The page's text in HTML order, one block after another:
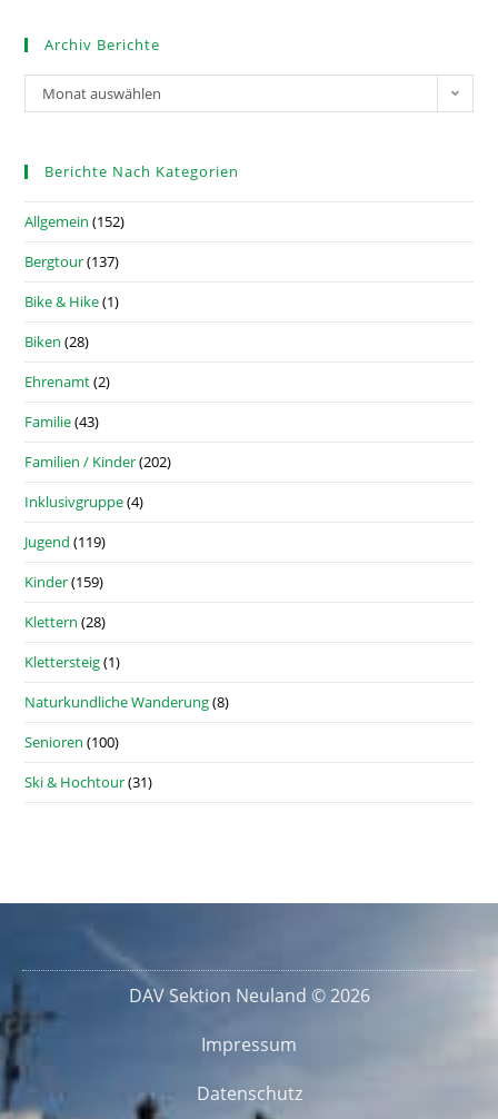
Archiv Berichte
Monat auswählen
Berichte Nach Kategorien
Allgemein (152)
Bergtour(137)
Bike & Hike(1)
Biken (28)
Ehrenamt(2)
Familie(43)
Familien / Kinder(202)
Inklusivgruppe(4)
Jugend (119)
Kinder(159)
Klettern (28)
Klettersteig(1)
Naturkundliche Wanderung(8)
Senioren (100)
Ski & Hochtour(31)
DAV Sektion Neuland © 2026
Impressum
Datenschutz